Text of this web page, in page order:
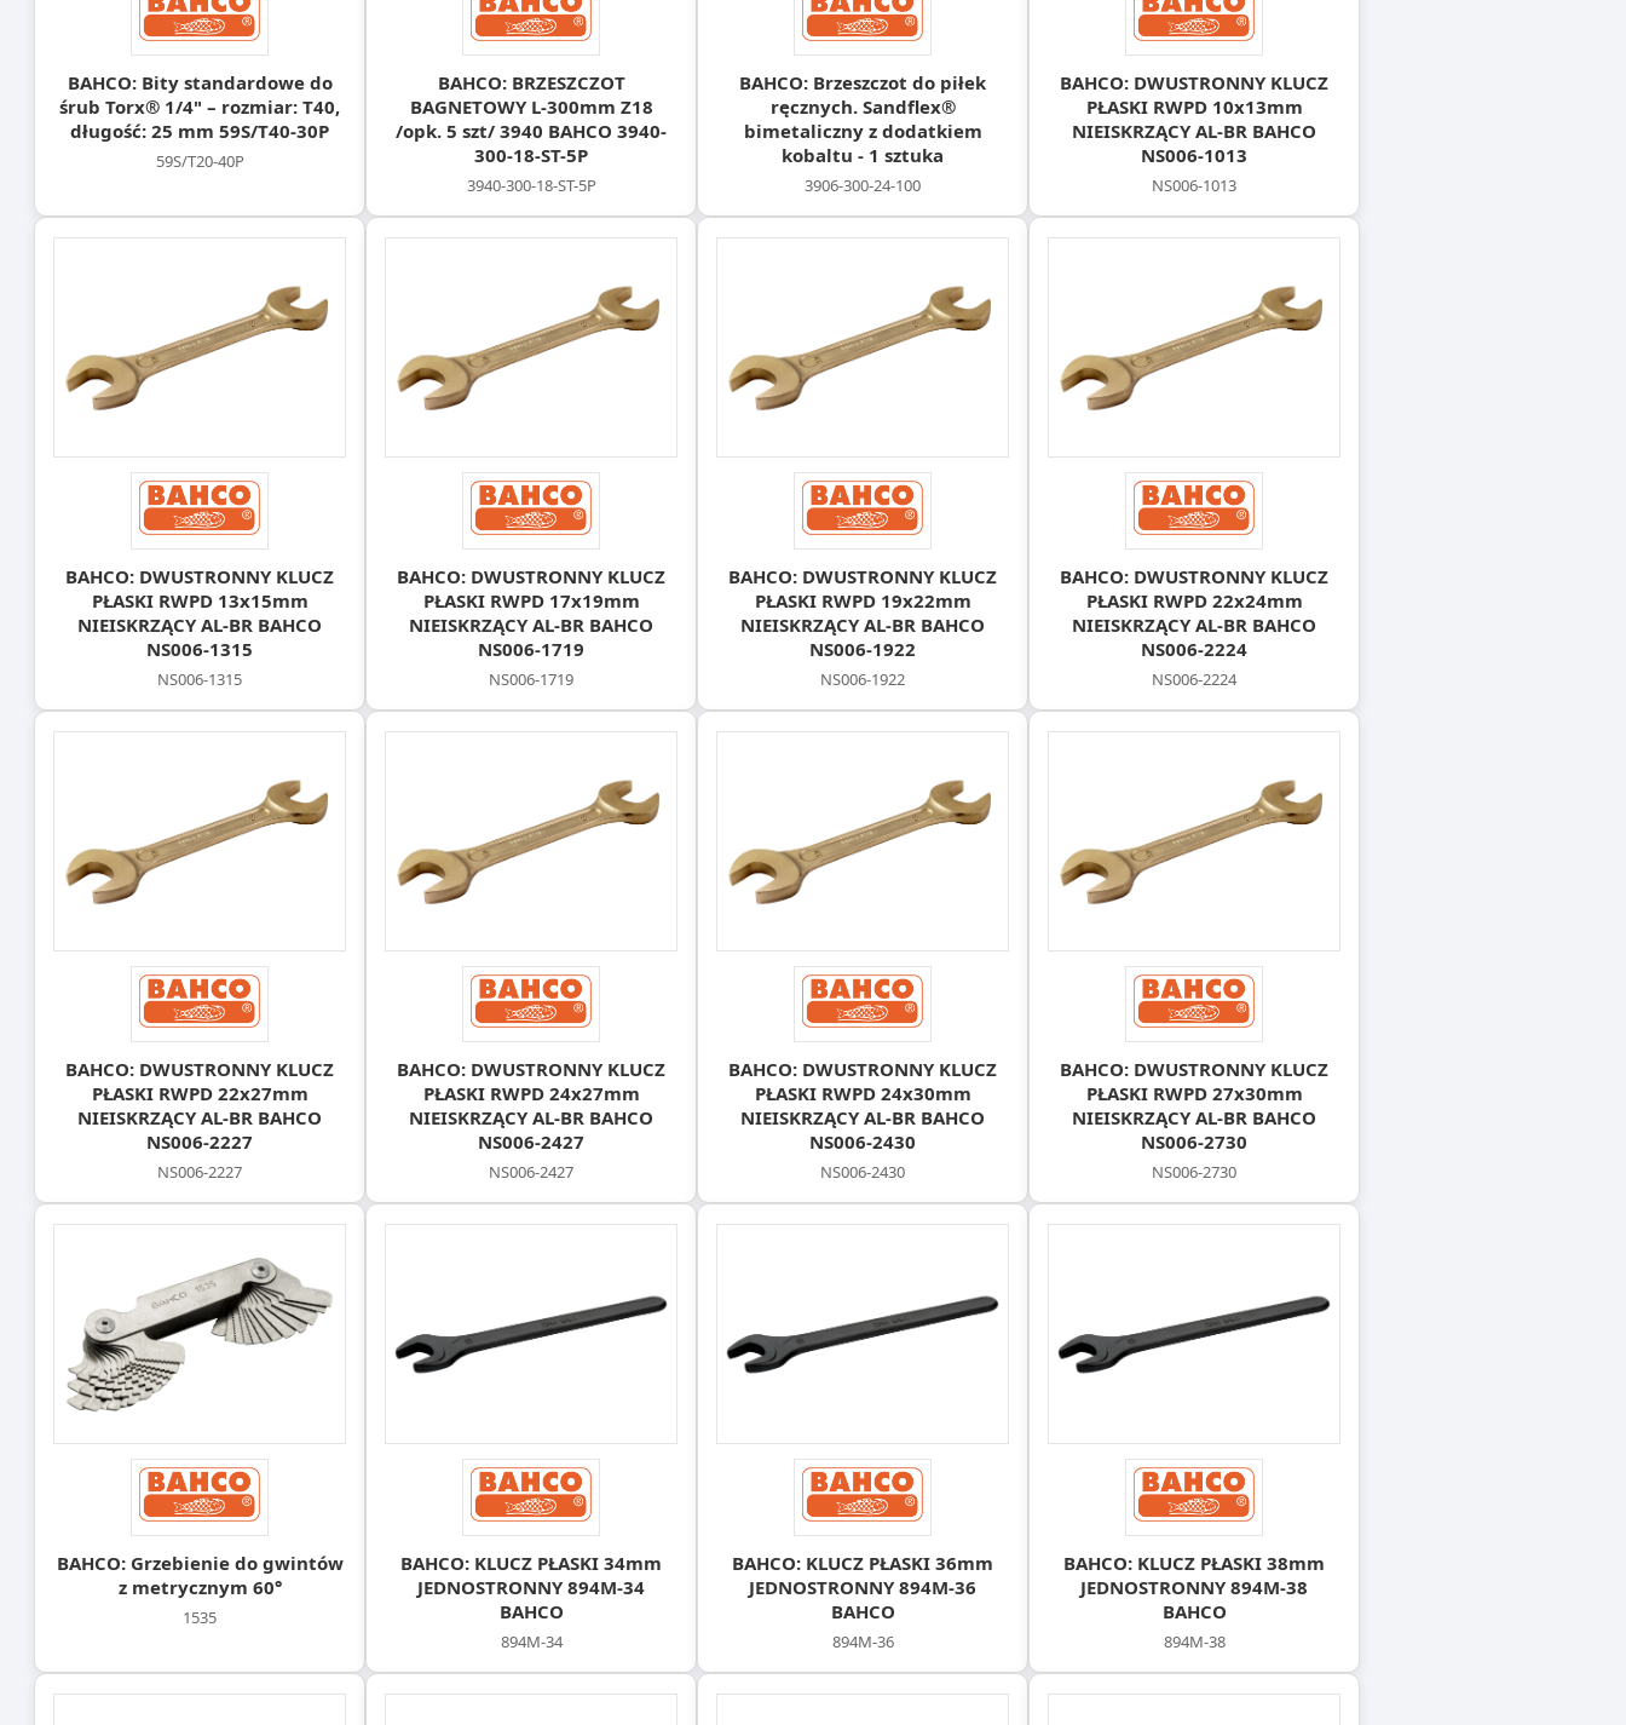
BAHCO: Bity standardowe do
śrub Torx® 1/4" – rozmiar: T40,
długość: 25 mm 59S/T40-30P
59S/T20-40P
BAHCO: BRZESZCZOT
BAGNETOWY L-300mm Z18
/opk. 5 szt/ 3940 BAHCO 3940-
300-18-ST-5P
3940-300-18-ST-5P
BAHCO: Brzeszczot do piłek
ręcznych. Sandflex®
bimetaliczny z dodatkiem
kobaltu - 1 sztuka
3906-300-24-100
BAHCO: DWUSTRONNY KLUCZ
PŁASKI RWPD 10x13mm
NIEISKRZĄCY AL-BR BAHCO
NS006-1013
NS006-1013
BAHCO: DWUSTRONNY KLUCZ
PŁASKI RWPD 13x15mm
NIEISKRZĄCY AL-BR BAHCO
NS006-1315
NS006-1315
BAHCO: DWUSTRONNY KLUCZ
PŁASKI RWPD 17x19mm
NIEISKRZĄCY AL-BR BAHCO
NS006-1719
NS006-1719
BAHCO: DWUSTRONNY KLUCZ
PŁASKI RWPD 19x22mm
NIEISKRZĄCY AL-BR BAHCO
NS006-1922
NS006-1922
BAHCO: DWUSTRONNY KLUCZ
PŁASKI RWPD 22x24mm
NIEISKRZĄCY AL-BR BAHCO
NS006-2224
NS006-2224
BAHCO: DWUSTRONNY KLUCZ
PŁASKI RWPD 22x27mm
NIEISKRZĄCY AL-BR BAHCO
NS006-2227
NS006-2227
BAHCO: DWUSTRONNY KLUCZ
PŁASKI RWPD 24x27mm
NIEISKRZĄCY AL-BR BAHCO
NS006-2427
NS006-2427
BAHCO: DWUSTRONNY KLUCZ
PŁASKI RWPD 24x30mm
NIEISKRZĄCY AL-BR BAHCO
NS006-2430
NS006-2430
BAHCO: DWUSTRONNY KLUCZ
PŁASKI RWPD 27x30mm
NIEISKRZĄCY AL-BR BAHCO
NS006-2730
NS006-2730
BAHCO: Grzebienie do gwintów
z metrycznym 60°
1535
BAHCO: KLUCZ PŁASKI 34mm
JEDNOSTRONNY 894M-34
BAHCO
894M-34
BAHCO: KLUCZ PŁASKI 36mm
JEDNOSTRONNY 894M-36
BAHCO
894M-36
BAHCO: KLUCZ PŁASKI 38mm
JEDNOSTRONNY 894M-38
BAHCO
894M-38